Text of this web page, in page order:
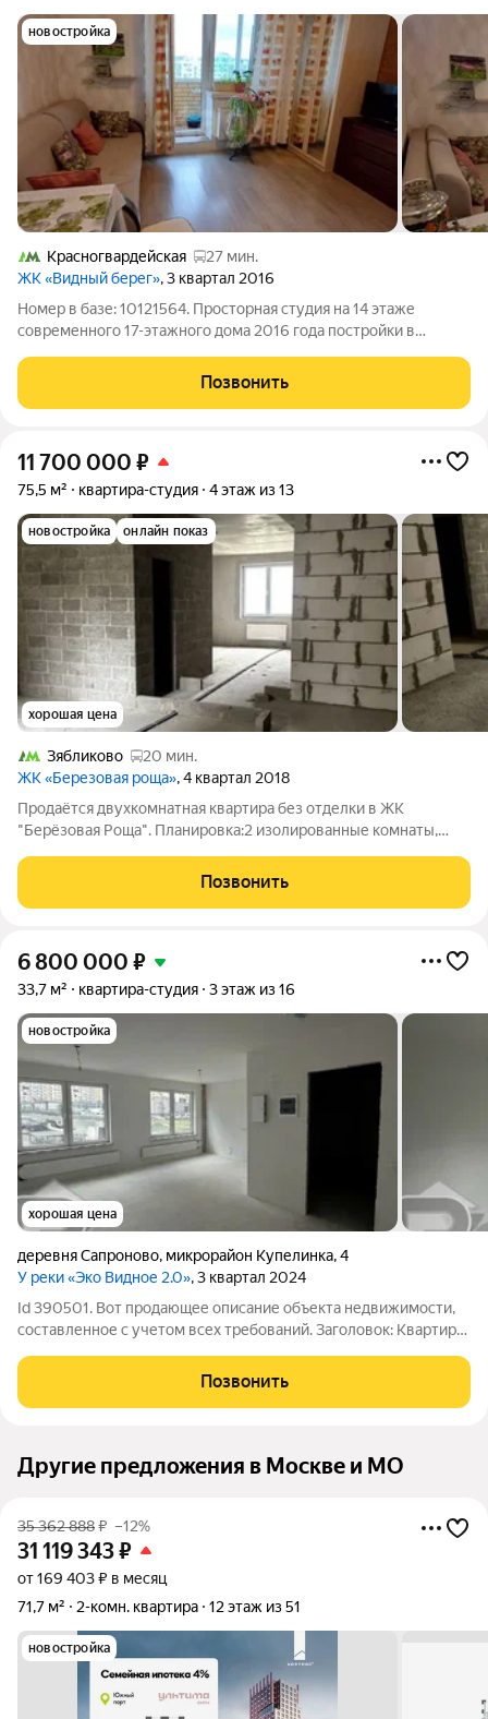
новостройка
Красногвардейская
27 мин.
ЖК «Видный берег», 3 квартал 2016
Номер в базе: 10121564. Просторная студия на 14 этаже
современного 17-этажного дома 2016 года постройки в
и транспортной доступности. Квартира с косметическим
ремонтом имеет рациональную
Позвонить
11 700 000 ₽
75,5 м² квартира-студия 4 этаж из 13
новостройка онлайн показ
хорошая цена
Зябликово
20 мин.
ЖК «Березовая роща», 4 квартал 2018
Продаётся двухкомнатная квартира без отделки в ЖК
"Берёзовая Роща". Планировка:2 изолированные комнаты,
Высота потолков 3м! Окна выходят на 2 стороны: во двор и на
улицу. ЖК расположен в одном
Позвонить
6 800 000 ₽
33,7 м² квартира-студия 3 этаж из 16
новостройка
хорошая цена
деревня Сапроново, микрорайон Купелинка,4
У реки «Эко Видное 2.0», 3 квартал 2024
Id 390501. Вот продающее описание объекта недвижимости,
составленное с учетом всех требований. Заголовок: Квартира-
жилье. Метр за метром: практичная студийная планировка в
новостройке на 16
Позвонить
Другие предложения в Москве и МО
35 362 888₽ –12%
31 119 343₽
от 169 403 ₽ в месяц
71,7 м²
2-комн. квартира 12 этаж из 51
новостройка